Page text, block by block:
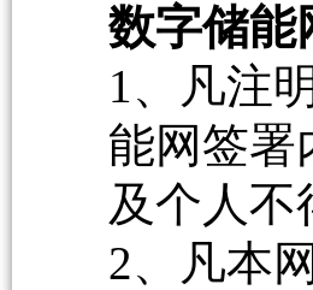
数字储能
1、凡注
能网签署
及个人不
2、凡本